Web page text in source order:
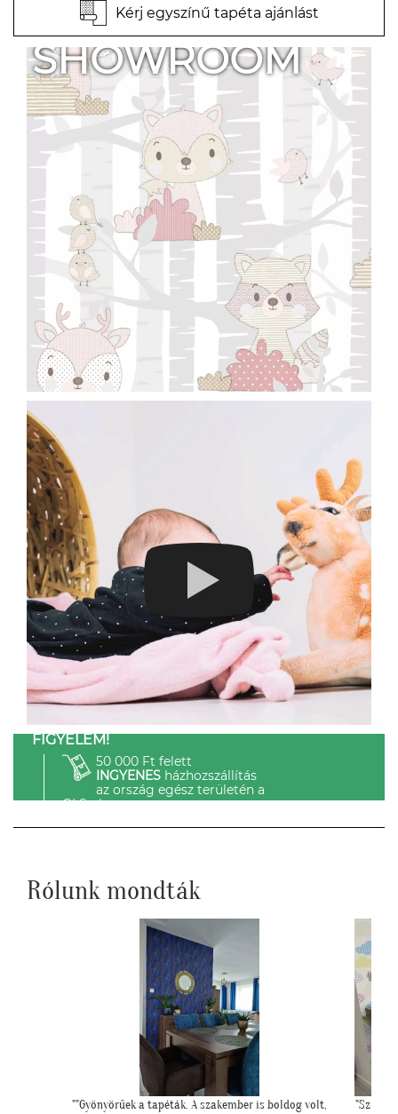
Kérj egyszínű tapéta ajánlást
SHOWROOM
FIGYELEM!
50 000 Ft felett
INGYENESházhozszállítás
az ország egész területén a
GLS-el.
Rólunk mondták
volt,
"Szia Kriszti! Ígértem neked képeket. Ilyen lett a